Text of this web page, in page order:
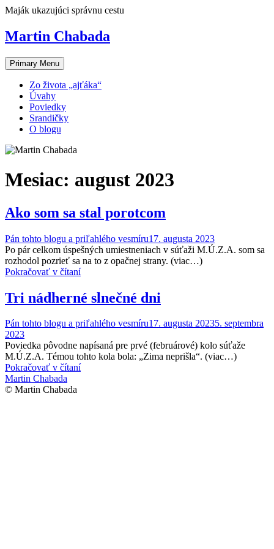
Skip
content
Maják ukazujúci správnu cestu
Martin Chabada
Primary Menu
Zo života „ajťáka“
Úvahy
Poviedky
Srandičky
O blogu
Mesiac: august 2023
Ako som sa stal porotcom
Pán tohto blogu a priľahlého vesmíru17. augusta 2023
Po pár celkom úspešných umiestneniach v súťaži M.Ú.Z.A. som sa
rozhodol pozrieť sa na to z opačnej strany. (viac…)
Pokračovať v čítaní
Tri nádherné slnečné dni
Pán tohto blogu a priľahlého vesmíru17. augusta 20235. septembra
2023
Poviedka pôvodne napísaná pre prvé (februárové) kolo súťaže
M.Ú.Z.A. Témou tohto kola bola: „Zima neprišla“. (viac…)
Pokračovať v čítaní
Martin Chabada
© Martin Chabada